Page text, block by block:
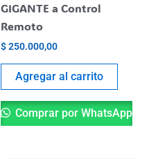
GIGANTE a Control
Remoto
$250.000,00
Agregar al carrito
Comprar por WhatsApp